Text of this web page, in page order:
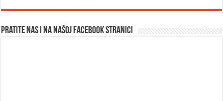
Pratite nas i na našoj facebook stranici